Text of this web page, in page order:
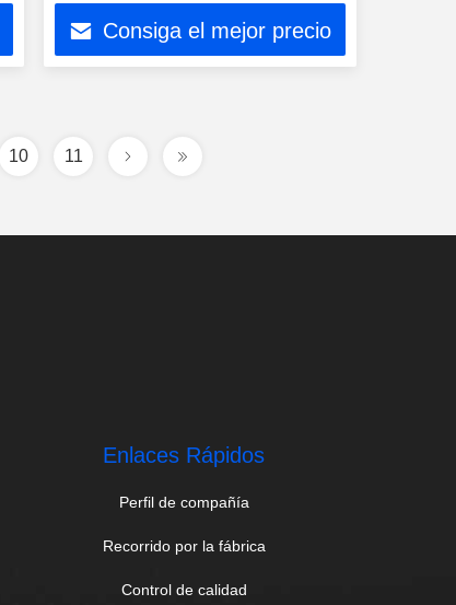
Consiga el mejor precio
10 11
Enlaces Rápidos
Perfil de compañía
Recorrido por la fábrica
Control de calidad